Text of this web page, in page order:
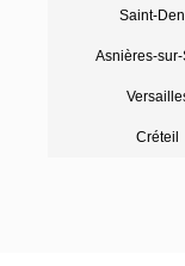
Saint-
Asnières-
Créteil